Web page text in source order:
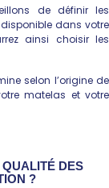
de définir les
dans votre
ainsi choisir les
selon l’origine de
matelas et votre
DES
?